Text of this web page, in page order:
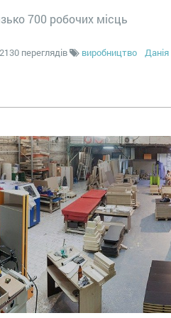
700 робочих місць
переглядів виробництво Данія